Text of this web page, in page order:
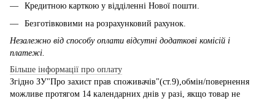
Кредитною карткою у відділенні Нової пошти.
Безготівковими на розрахунковий рахунок.
Незалежно від способу оплати відсутні додаткові комісій і
платежі.
Більше інформації про оплату
Згідно ЗУ"Про захист прав споживачів"(ст.9),обмін/повернення
можливе протягом 14 календарних днів у разі, якщо товар не